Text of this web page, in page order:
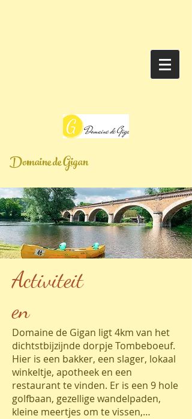
Domaine de Gigan
Activiteit
en
Domaine de Gigan ligt 4km van het
dichtstbijzijnde dorpje Tombeboeuf.
Hier is een bakker, een slager, lokaal
winkeltje, apotheek en een
restaurant te vinden. Er is een 9 hole
golfbaan, gezellige wandelpaden,
kleine meertjes om te vissen,…